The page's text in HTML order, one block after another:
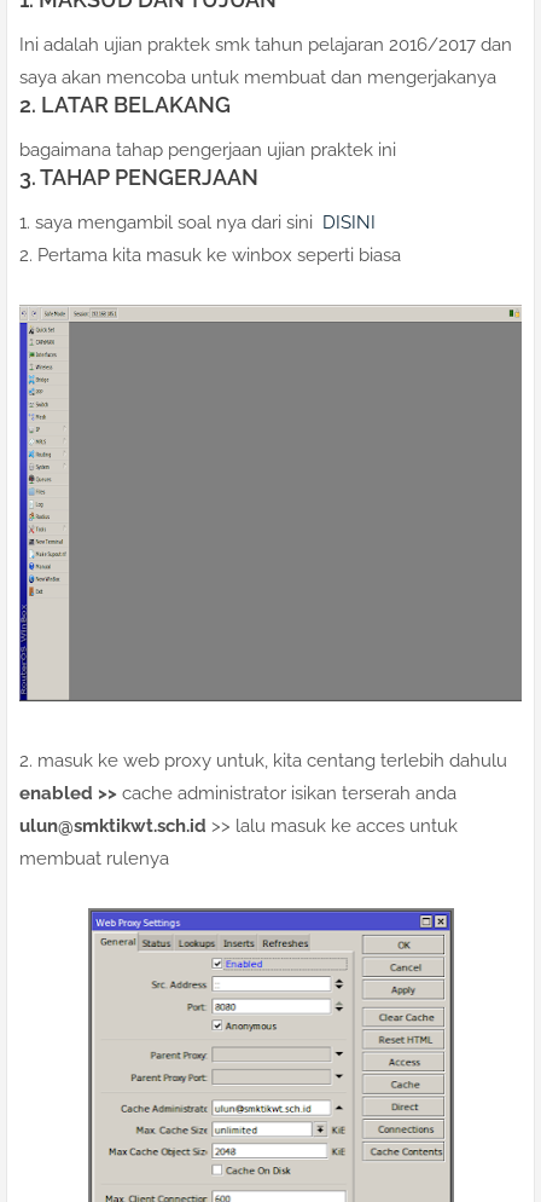
Ini adalah ujian praktek smk tahun pelajaran 2016/2017 dan
saya akan mencoba untuk membuat dan mengerjakanya
2. LATAR BELAKANG
bagaimana tahap pengerjaan ujian praktek ini
3. TAHAP PENGERJAAN
1. saya mengambil soal nya dari sini DISINI
2. Pertama kita masuk ke winbox seperti biasa
2. masuk ke web proxy untuk, kita centang terlebih dahulu
enabled >> cache administrator isikan terserah anda
ulun@smktikwt.sch.id >> lalu masuk ke acces untuk
membuat rulenya